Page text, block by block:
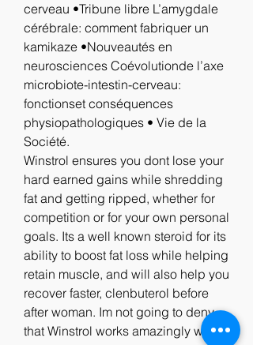
cerveau •Tribune libre L’amygdale
cérébrale: comment fabriquer un
kamikaze •Nouveautés en
neurosciences Coévolutionde l’axe
microbiote-intestin-cerveau:
fonctionset conséquences
physiopathologiques • Vie de la
Société.
Winstrol ensures you dont lose your
hard earned gains while shredding
fat and getting ripped, whether for
competition or for your own personal
goals. Its a well known steroid for its
ability to boost fat loss while helping
retain muscle, and will also help you
recover faster, clenbuterol before
after woman. Im not going to deny
that Winstrol works amazingly well.